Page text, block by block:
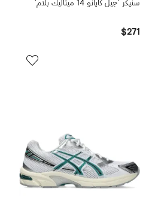
سنيكر 'جيل كايانو 14 ميتاليك بلام'
$271